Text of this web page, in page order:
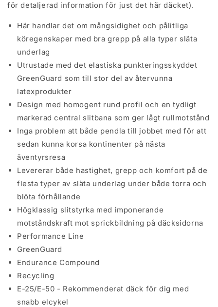
för detaljerad information för just det här däcket).
Här handlar det om mångsidighet och pålitliga
köregenskaper med bra grepp på alla typer släta
underlag
Utrustade med det elastiska punkteringsskyddet
GreenGuard som till stor del av återvunna
latexprodukter
Design med homogent rund profil och en tydligt
markerad central slitbana som ger lågt rullmotstånd
Inga problem att både pendla till jobbet med för att
sedan kunna korsa kontinenter på nästa
äventyrsresa
Levererar både hastighet, grepp och komfort på de
flesta typer av släta underlag under både torra och
blöta förhållande
Högklassig slitstyrka med imponerande
motståndskraft mot sprickbildning på däcksidorna
Performance Line
GreenGuard
Endurance Compound
Recycling
E-25/E-50 - Rekommenderat däck för dig med
snabb elcykel